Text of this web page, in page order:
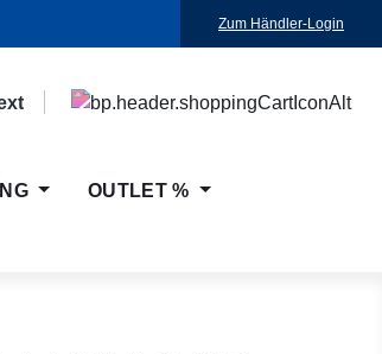
Zum Händler-Login
OUTLET %